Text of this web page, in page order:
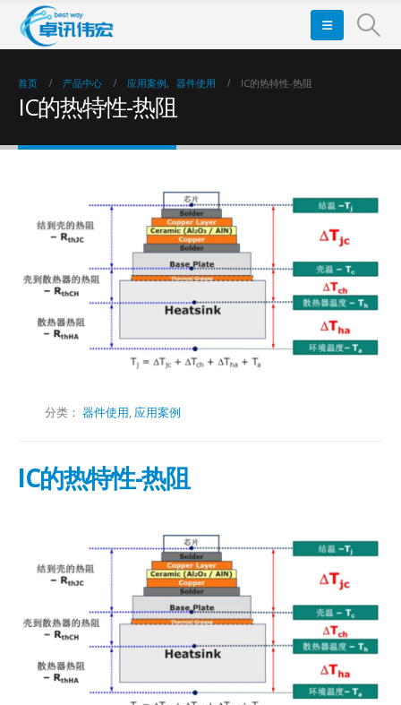
首页 产品中心 应用案例, 器件使用 IC的热特性-热阻
IC的热特性-热阻
分类： 器件使用, 应用案例
IC的热特性-热阻